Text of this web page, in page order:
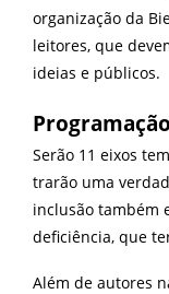
organização da
leitores, que
ideias e públicos.
Programação
Serão 11 eixos
trarão uma
inclusão também
deficiência, que
Além de autores